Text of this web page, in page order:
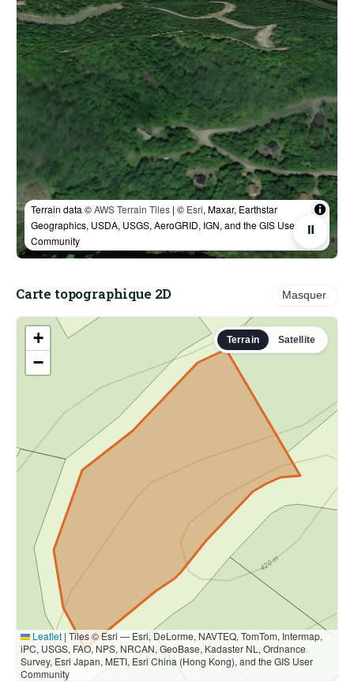
Terrain data ©AWS Terrain Tiles | © Esri, Maxar, Earthstar
Geographics, USDA, USGS, AeroGRID, IGN, and the GIS User
Community
⏸
Carte topographique 2D Masquer
+
−
Leaflet | Tiles © Esri — Esri, DeLorme, NAVTEQ, TomTom, Intermap,
iPC, USGS, FAO, NPS, NRCAN, GeoBase, Kadaster NL, Ordnance
Survey, Esri Japan, METI, Esri China (Hong Kong), and the GIS User
Community
Terrain Satellite